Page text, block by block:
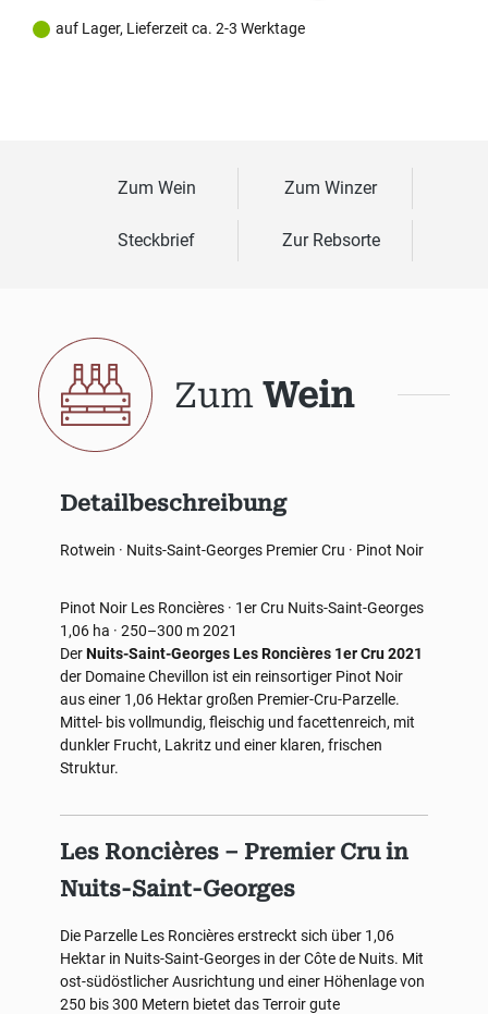
auf Lager, Lieferzeit ca. 2-3 Werktage
Zum Wein Zum Winzer
Steckbrief Zur Rebsorte
Zum Wein
Detailbeschreibung
Rotwein · Nuits-Saint-Georges Premier Cru · Pinot Noir
Pinot Noir Les Roncières · 1er Cru Nuits-Saint-Georges
1,06 ha · 250–300 m2021
DerNuits-Saint-Georges Les Roncières 1er Cru 2021
der Domaine Chevillon ist ein reinsortiger Pinot Noir
aus einer 1,06 Hektar großen Premier-Cru-Parzelle.
Mittel- bis vollmundig, fleischig und facettenreich, mit
dunkler Frucht, Lakritz und einer klaren, frischen
Struktur.
Les Roncières – Premier Cru in
Nuits-Saint-Georges
Die Parzelle Les Roncières erstreckt sich über 1,06
Hektar in Nuits-Saint-Georges in der Côte de Nuits. Mit
ost-südöstlicher Ausrichtung und einer Höhenlage von
250 bis 300 Metern bietet das Terroir gute